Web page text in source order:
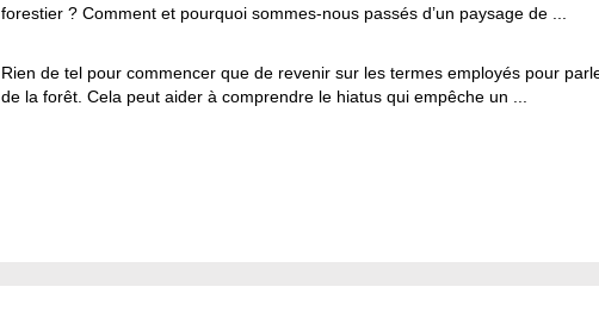
forestier ? Comment et pourquoi sommes-nous passés d’un paysage de ...
Rien de tel pour commencer que de revenir sur les termes employés pour
de la forêt. Cela peut aider à comprendre le hiatus qui empêche un ...